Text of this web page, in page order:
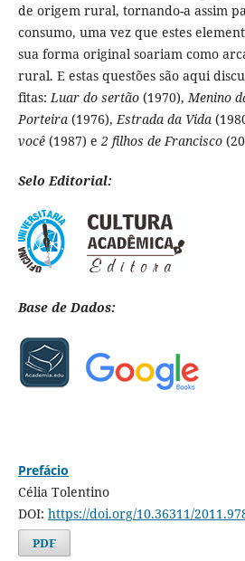
de origem rural, tornando-a assim
consumo, uma vez que estes
sua forma original soariam como
rural. E estas questões são aqui
fitas:Luar do sertão (1970),Menino
Porteira (1976), Estrada da Vida
você (1987) e 2 filhos de Francisco
Selo Editorial:
Base de Dados:
Prefácio
Célia Tolentino
DOI: https://doi.org/10.36311/
PDF